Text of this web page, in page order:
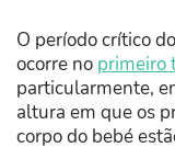
O período crítico
ocorre no primeiro
particularmente,
altura em que os
corpo do bebé